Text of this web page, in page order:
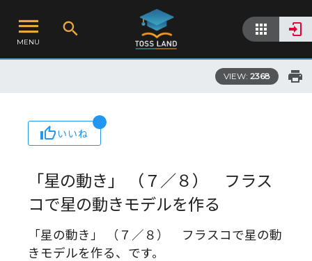
MENU
VIEW: 2368
いいね
「星の動き」 （７／８） フラス
コで星の動きモデルを作る
「星の動き」 （７／８） フラスコで星の動
きモデルを作る、です。